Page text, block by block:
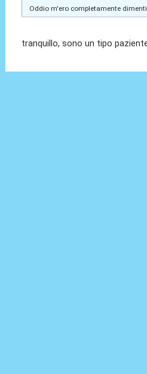
Oddio m'ero completamente
tranquillo, sono un tipo